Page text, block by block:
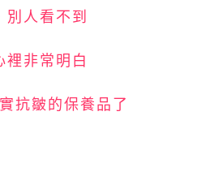
別人看不到
裡非常明白
抗皺的保養品了